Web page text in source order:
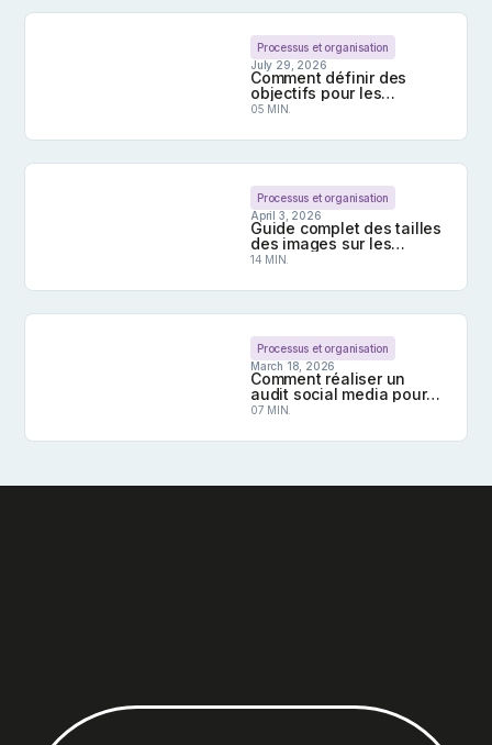
Processus et organisation
July 29, 2026
Comment définir des
objectifs pour les
réseaux sociaux que
05 MIN.
Processus et organisation
April 3, 2026
Guide complet des tailles
des images sur les
réseaux sociaux en 2026
14 MIN.
Processus et organisation
March 18, 2026
Comment réaliser un
audit social media pour
plusieurs profils ?
07 MIN.